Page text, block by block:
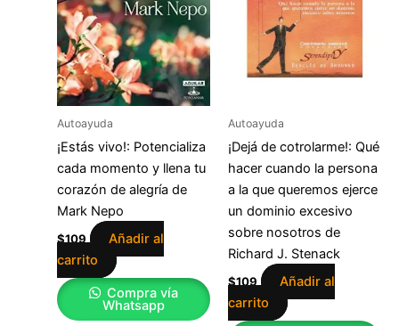
Autoayuda
¡Estás vivo!: Potencializa
cada momento y llena tu
corazón de alegría de
Mark Nepo
$109
Añadir al
carrito
Compra vía
Whatsapp
Autoayuda
¡Dejá de cotrolarme!: Qué
hacer cuando la persona
a la que queremos ejerce
un dominio excesivo
sobre nosotros de
Richard J. Stenack
$109
Añadir al
carrito